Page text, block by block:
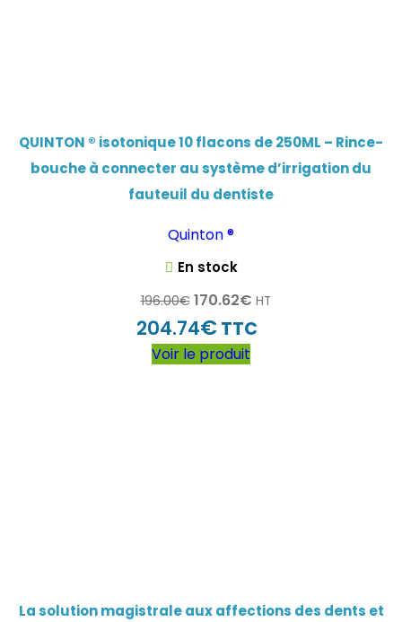
QUINTON ® isotonique 10 flacons de 250ML – Rince-
bouche à connecter au système d’irrigation du
fauteuil du dentiste
Quinton ®
En stock
196.00€ 170.62€ HT
204.74€ TTC
Voir le produit
La solution magistrale aux affections des dents et